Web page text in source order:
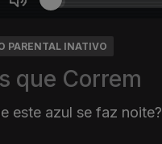
PARENTAL INATIVO
que Correm
este azul se faz noite?